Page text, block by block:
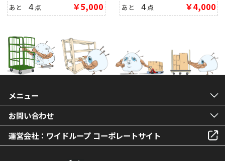
あと4点 ￥5,000
あと4点 ￥4,000
メニュー
お問い合わせ
運営会社：ワイドループ コーポレートサイト